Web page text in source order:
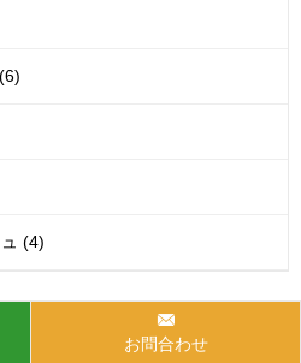
(4)
恵袋！】 お問合わせ